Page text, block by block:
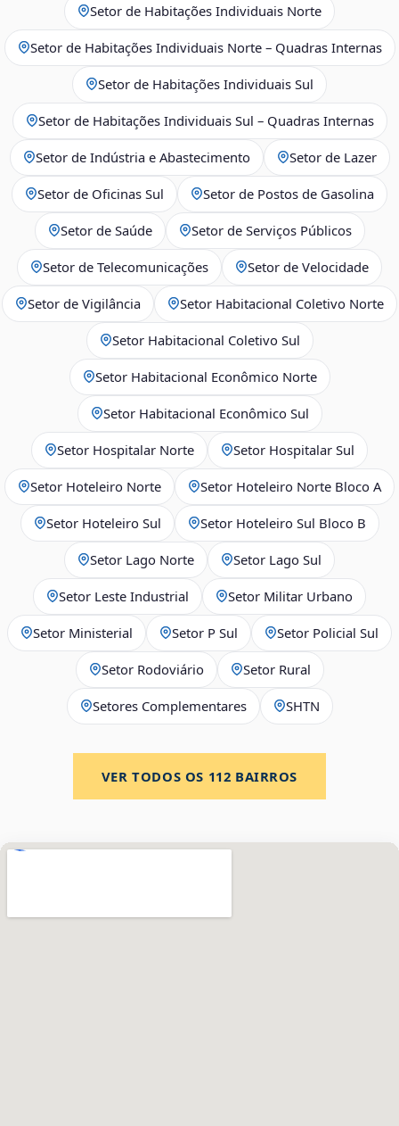
Setor de Habitações Individuais Norte
Setor de Habitações Individuais Norte – Quadras Internas
Setor de Habitações Individuais Sul
Setor de Habitações Individuais Sul – Quadras Internas
Setor de Indústria e Abastecimento Setor de Lazer
Setor de Oficinas Sul Setor de Postos de Gasolina
Setor de Saúde Setor de Serviços Públicos
Setor de Telecomunicações Setor de Velocidade
Setor de Vigilância Setor Habitacional Coletivo Norte
Setor Habitacional Coletivo Sul
Setor Habitacional Econômico Norte
Setor Habitacional Econômico Sul
Setor Hospitalar Norte Setor Hospitalar Sul
Setor Hoteleiro Norte Setor Hoteleiro Norte Bloco A
Setor Hoteleiro Sul Setor Hoteleiro Sul Bloco B
Setor Lago Norte Setor Lago Sul
Setor Leste Industrial Setor Militar Urbano
Setor Ministerial Setor P Sul Setor Policial Sul
Setor Rodoviário Setor Rural
Setores Complementares SHTN
VER TODOS OS 112 BAIRROS